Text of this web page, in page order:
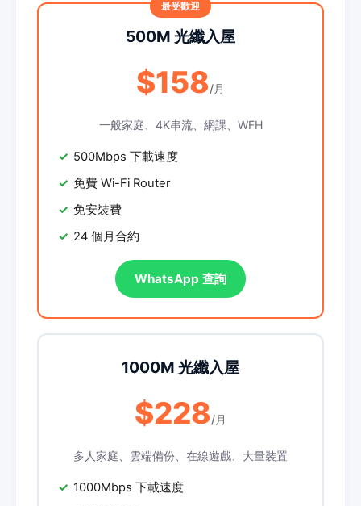
500M 光纖入屋
$158/月
一般家庭、4K串流、網課、WFH
500Mbps 下載速度
免費 Wi-Fi Router
免安裝費
24 個月合約
WhatsApp 查詢
1000M 光纖入屋
$228/月
多人家庭、雲端備份、在線遊戲、大量裝置
1000Mbps 下載速度